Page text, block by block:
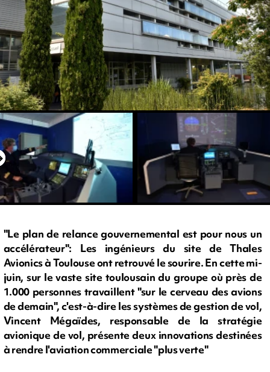
"Le plan de relance gouvernemental est pour nous un
accélérateur": Les ingénieurs du site de Thales
Avionics à Toulouse ont retrouvé le sourire. En cette mi-
juin, sur le vaste site toulousain du groupe où près de
1.000 personnes travaillent "sur le cerveau des avions
de demain", c'est-à-dire les systèmes de gestion de vol,
Vincent Mégaïdes, responsable de la stratégie
avionique de vol, présente deux innovations destinées
à rendre l'aviation commerciale "plus verte"